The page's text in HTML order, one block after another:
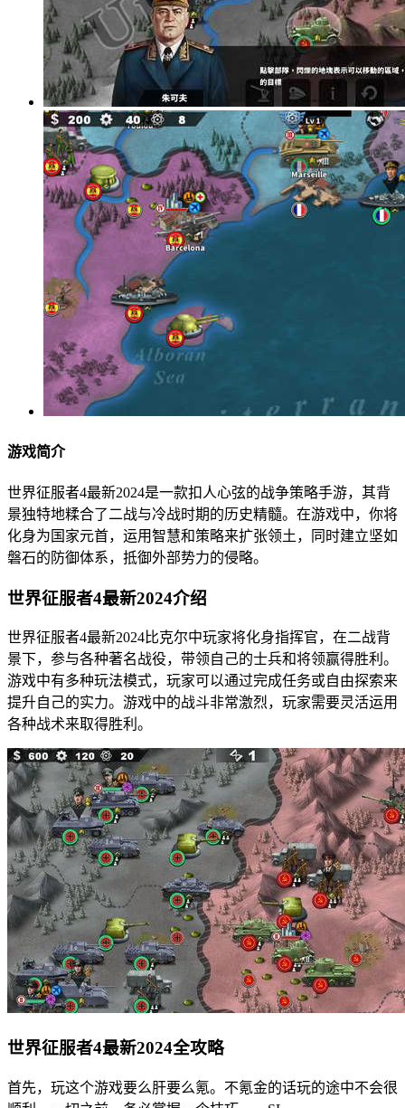
游戏简介
世界征服者4最新2024是一款扣人心弦的战争策略手游，其背
景独特地糅合了二战与冷战时期的历史精髓。在游戏中，你将
化身为国家元首，运用智慧和策略来扩张领土，同时建立坚如
磐石的防御体系，抵御外部势力的侵略。
世界征服者4最新2024介绍
世界征服者4最新2024比克尔中玩家将化身指挥官，在二战背
景下，参与各种著名战役，带领自己的士兵和将领赢得胜利。
游戏中有多种玩法模式，玩家可以通过完成任务或自由探索来
提升自己的实力。游戏中的战斗非常激烈，玩家需要灵活运用
各种战术来取得胜利。
世界征服者4最新2024全攻略
首先，玩这个游戏要么肝要么氪。不氪金的话玩的途中不会很